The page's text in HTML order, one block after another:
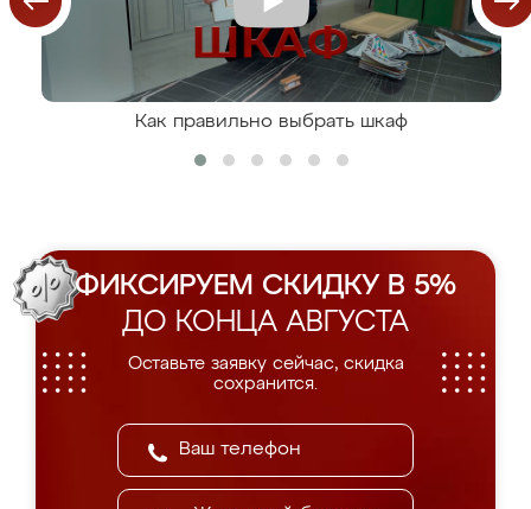
Как правильно выбрать шкаф
ФИКСИРУЕМ СКИДКУ В 5%
ДО КОНЦА АВГУСТА
Оставьте заявку сейчас, скидка
сохранится.